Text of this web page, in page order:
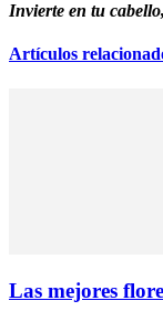
Invierte en tu
Artículos
Las mejores